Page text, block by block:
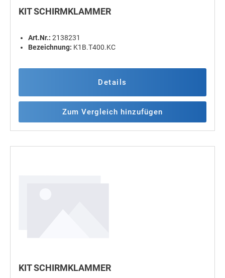
KIT SCHIRMKLAMMER
Art.Nr.: 2138231
Bezeichnung: K1B.T400.KC
Details
Zum Vergleich hinzufügen
KIT SCHIRMKLAMMER